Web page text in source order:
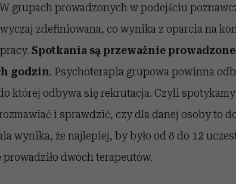
grupach prowadzonych w podejściu
zdefiniowana, co wynika z oparcia na
Spotkania są przeważnie
godzin. Psychoterapia grupowa powinna
której odbywa się rekrutacja. Czyli
i sprawdzić, czy dla danej osoby to
wynika, że najlepiej, by było od 8 do 12
dwóch terapeutów.